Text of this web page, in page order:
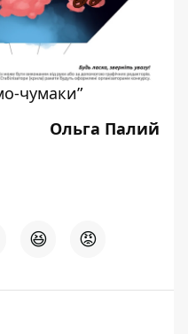
чумаки”
Ольга Палий
😆 😡